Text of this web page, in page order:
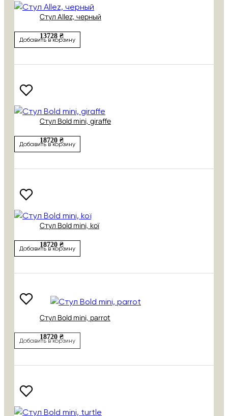
Стул Allez, черный
13728 ₴
Добавить в корзину
Стул Bold mini, giraffe
18720 ₴
Добавить в корзину
Стул Bold mini, koї
18720 ₴
Добавить в корзину
Стул Bold mini, parrot
18720 ₴
Добавить в корзину